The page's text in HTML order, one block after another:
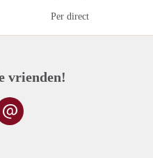
Per direct
vrienden!